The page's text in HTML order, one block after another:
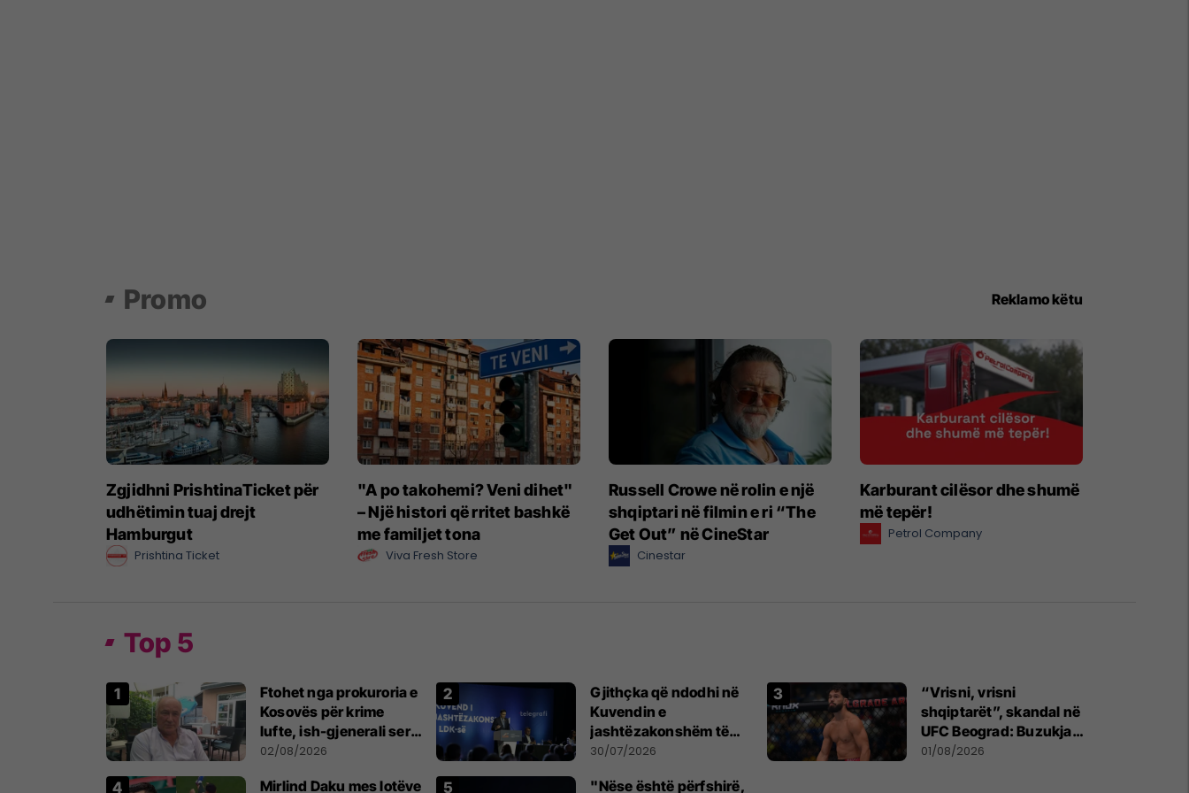
Promo Reklamo këtu
Zgjidhni PrishtinaTicket për
udhëtimin tuaj drejt
Hamburgut
Prishtina Ticket
"A po takohemi? Veni dihet"
– Një histori që rritet bashkë
me familjet tona
Viva Fresh Store
Russell Crowe në rolin e një
shqiptari në filmin e ri “The
Get Out” në CineStar
Cinestar
Karburant cilësor dhe shumë
më tepër!
Petrol Company
Top 5
Ftohet nga prokuroria e
Kosovës për krime
lufte, ish-gjenerali serb
thotë se dikush e
02/08/2026
Gjithçka që ndodhi në
Kuvendin e
jashtëzakonshëm të
LDK-së
30/07/2026
“Vrisni, vrisni
shqiptarët”, skandal në
UFC Beograd: Buzukja
u përball me thirrje anti-
01/08/2026
Mirlind Daku mes lotëve "Nëse është përfshirë,